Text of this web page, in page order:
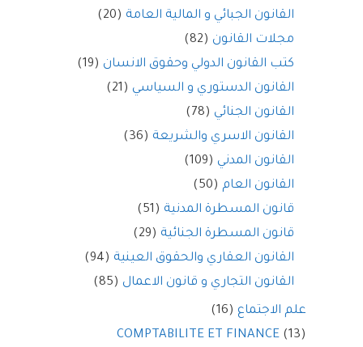
القانون الجبائي و المالية العامة (20)
مجلات القانون (82)
كتب القانون الدولي وحقوق الانسان (19)
القانون الدستوري و السياسي (21)
القانون الجنائي (78)
القانون الاسري والشريعة (36)
القانون المدني (109)
القانون العام (50)
قانون المسطرة المدنية (51)
قانون المسطرة الجنائية (29)
القانون العقاري والحقوق العينية (94)
القانون التجاري و قانون الاعمال (85)
علم الاجتماع (16)
COMPTABILITE ET FINANCE (13)